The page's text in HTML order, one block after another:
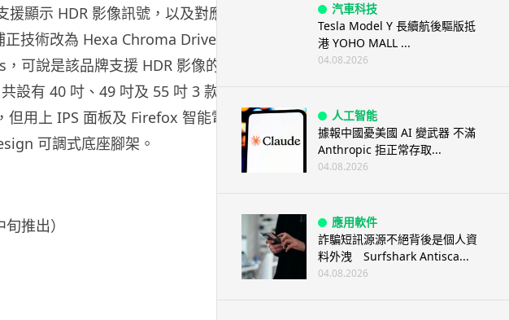
顯示 HDR 影像訊號，以及對應主
正技術改為 Hexa Chroma Drive
可說是該品牌支援 HDR 影像的主
設有 40 吋、49 吋及 55 吋 3 款型
用上 IPS 面板及 Firefox 智能電
可調式底座腳架。
推出）
汽車科技
Tesla Model Y 長續航後驅版抵
港 YOHO MALL ...
04.08.2026
人工智能
據報中國憂美國 AI 變武器 不滿
Anthropic 拒正常存取...
04.08.2026
應用軟件
詐騙短訊源源不絕背後是個人資
料外洩 Surfshark Antisca...
04.08.2026